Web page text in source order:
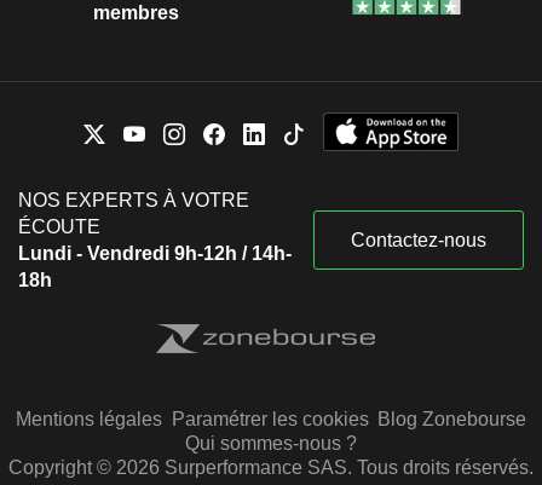
membres
NOS EXPERTS À VOTRE
ÉCOUTE
Lundi - Vendredi 9h-12h / 14h-
18h
Contactez-nous
Mentions légales Paramétrer les cookies Blog Zonebourse
Qui sommes-nous ?
Copyright © 2026 Surperformance SAS. Tous droits réservés.